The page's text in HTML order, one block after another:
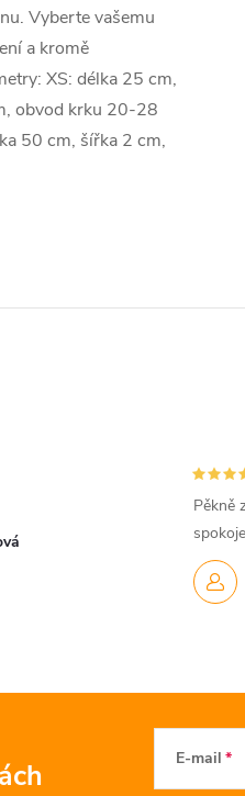
Vyberte vašemu
a kromě
XS: délka 25 cm,
obvod krku 20-28
50 cm, šířka 2 cm,
Pěkně
E-mail